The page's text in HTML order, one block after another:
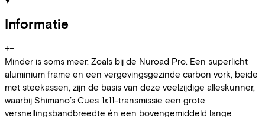
Informatie
+−
Minder is soms meer. Zoals bij de Nuroad Pro. Een superlicht
aluminium frame en een vergevingsgezinde carbon vork, beide
met steekassen, zijn de basis van deze veelzijdige alleskunner,
waarbij Shimano’s Cues 1x11-transmissie een grote
versnellingsbandbreedte én een bovengemiddeld lange